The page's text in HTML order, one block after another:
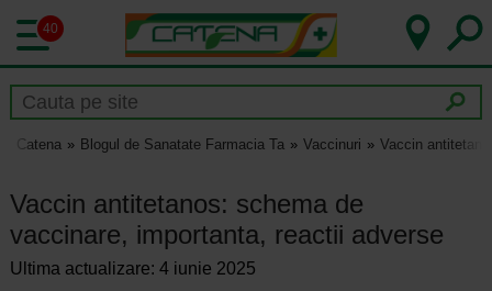
40
Catena Blogul de Sanatate Farmacia Ta Vaccinuri Vaccin
Vaccin antitetanos: schema de
vaccinare, importanta, reactii adverse
Ultima actualizare: 4 iunie 2025